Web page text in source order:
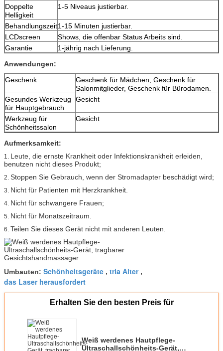
Doppelte
Helligkeit
1-5 Niveaus justierbar.
Behandlungszeit1-15 Minuten justierbar.
LCDscreen
Shows, die offenbar Status Arbeits sind.
Garantie
1-jährig nach Lieferung.
Anwendungen:
Geschenk
Geschenk für Mädchen, Geschenk für
Salonmitglieder, Geschenk für Bürodamen.
Gesundes Werkzeug
für Hauptgebrauch
Gesicht
Werkzeug für
Schönheitssalon
Gesicht
Aufmerksamkeit:
1. Leute, die ernste Krankheit oder Infektionskrankheit erleiden,
benutzen nicht dieses Produkt;
2. Stoppen Sie Gebrauch, wenn der Stromadapter beschädigt wird;
3. Nicht für Patienten mit Herzkrankheit.
4. Nicht für schwangere Frauen;
5. Nicht für Monatszeitraum.
6. Teilen Sie dieses Gerät nicht mit anderen Leuten.
Umbauten: Schönheitsgeräte , tria Alter,
das Laser herausfordert
Erhalten Sie den besten Preis für
Weiß werdenes Hautpflege-
Ultraschallschönheits-Gerät,